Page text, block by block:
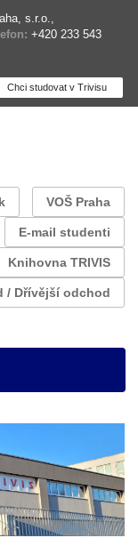
s.r.o.,
+420 233 543
Chci studovat v Trivisu
VOŠ Praha
E-mail studenti
Knihovna TRIVIS
/ Dřívější odchod